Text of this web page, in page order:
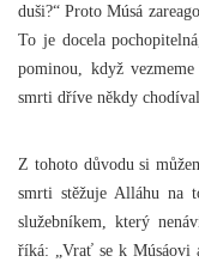
duši?“ Proto Músá
To je docela
pominou, když
smrti dříve někdy
Z tohoto důvodu si
smrti stěžuje Alláhu na
služebníkem, který
říká: „Vrať se k